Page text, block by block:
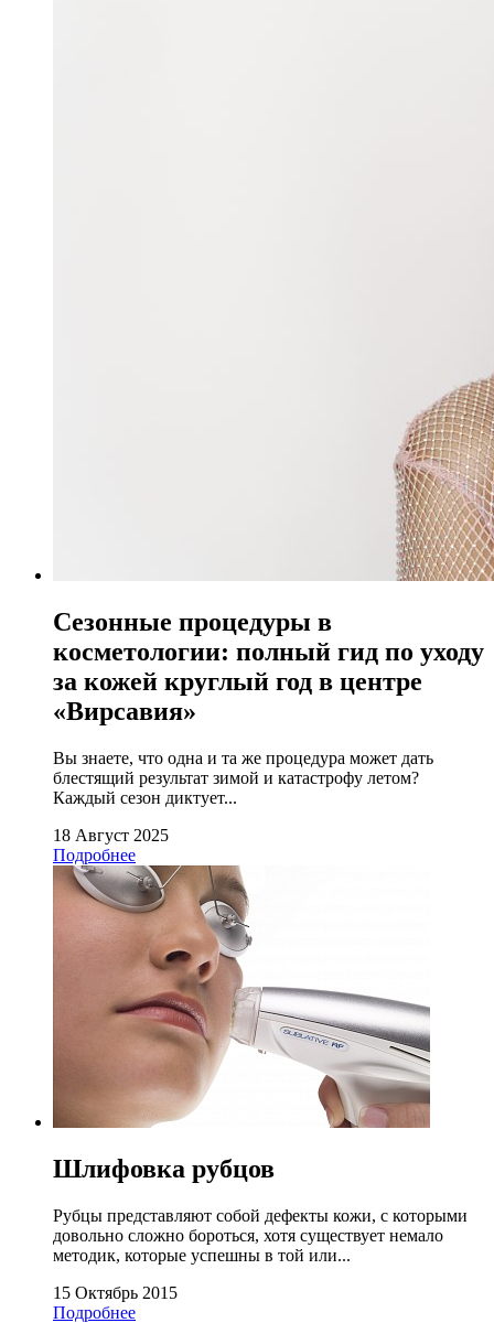
Сезонные процедуры в
косметологии: полный гид по уходу
за кожей круглый год в центре
«Вирсавия»
Вы знаете, что одна и та же процедура может дать
блестящий результат зимой и катастрофу летом?
Каждый сезон диктует...
18 Август 2025
Подробнее
Шлифовка рубцов
Рубцы представляют собой дефекты кожи, с которыми
довольно сложно бороться, хотя существует немало
методик, которые успешны в той или...
15 Октябрь 2015
Подробнее